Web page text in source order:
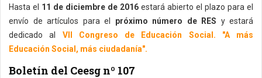
Hasta el 11 de diciembre de 2016 estará abierto el plazo para el
envío de artículos para el
próximo número de RES y estará
dedicado al VII Congreso de Educación Social. "A más
Educación Social, más ciudadanía".
Boletín del Ceesg nº 107